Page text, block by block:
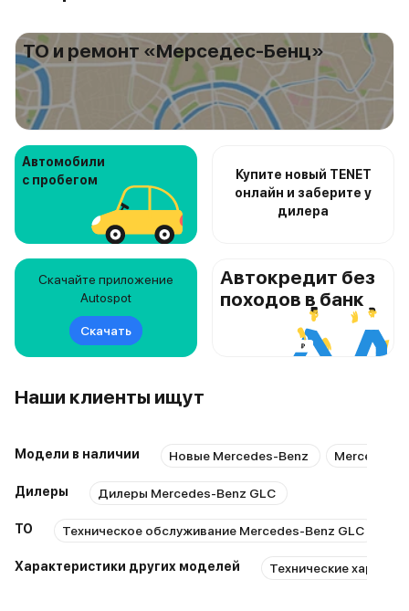
ТО и ремонт «Mерседес-Бенц»
Автомобили
с пробегом
Купите новый TENET
онлайн и заберите у
дилера
Скачайте приложение
Autospot
Скачать
Автокредит без
походов в банк
Наши клиенты ищут
Модели в наличии Новые Mercedes-Benz Mercedes-
Дилеры Дилеры Mercedes-Benz GLC
ТО Техническое обслуживание Mercedes-Benz GLC
Характеристики других моделей Технические